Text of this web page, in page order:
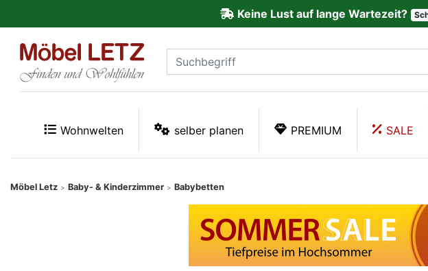
Keine Lust auf lange Wartezeit?
Wohnwelten selber planen PREMIUM SALE
Möbel Letz > Baby- & Kinderzimmer > Babybetten
Kundenmeinungen
PREMIUM
Schnell